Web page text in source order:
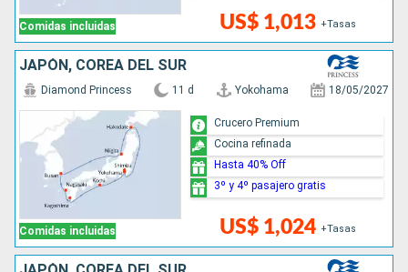
Comidas incluidas US$ 1,013 +Tasas
JAPÓN, COREA DEL SUR
Comidas incluidas
Diamond Princess 11 d Yokohama 18/05/2027
US$ 1,024 +Tasas
Crucero Premium
Cocina refinada
Hasta 40% Off
3º y 4º pasajero gratis